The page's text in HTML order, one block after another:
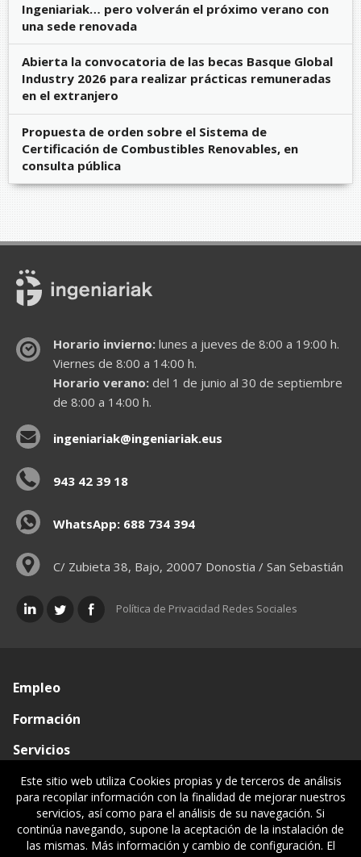
Ingeniariak… pero volverán el próximo verano con
una sede renovada
Abierta la convocatoria de las becas Basque Global
Industry 2026 para realizar prácticas remuneradas
en el extranjero
Propuesta de orden sobre el Sistema de
Certificación de Combustibles Renovables, en
consulta pública
Horario invierno:lunes a jueves de 8:00 a 19:00 h.
Viernes de 8:00 a 14:00 h.
Horario verano:del 1 de junio al 30 de septiembre
de 8:00 a 14:00 h.
ingeniariak@ingeniariak.eus
943 42 39 18
WhatsApp: 688 734 394
C/ Zubieta 38, Bajo, 20007 Donostia / San Sebastián
Política de Privacidad Redes Sociales
Empleo
Formación
Servicios
Conócenos
Visado de documentos
Ventanilla única
Este sitio web utiliza Cookies propias y de terceros de análisis
para recopilar información con la finalidad de mejorar nuestros
servicios, así como para el análisis de su navegación. Si
continúa navegando, supone la aceptación de la instalación de
las mismas. Más información y cambio de configuración. El